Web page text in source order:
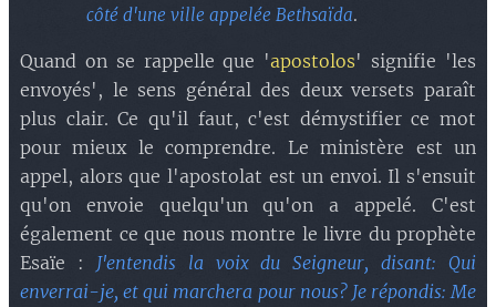
côté d'une ville appelée Bethsaïda.
Quand on se rappelle que 'apostolos' signifie 'les
envoyés', le sens général des deux versets paraît
plus clair. Ce qu'il faut, c'est démystifier ce mot
pour mieux le comprendre. Le ministère est un
appel, alors que l'apostolat est un envoi. Il s'ensuit
qu'on envoie quelqu'un qu'on a appelé. C'est
également ce que nous montre le livre du prophète
Esaïe : J'entendis la voix du Seigneur, disant: Qui
enverrai-je, et qui marchera pour nous? Je répondis: Me